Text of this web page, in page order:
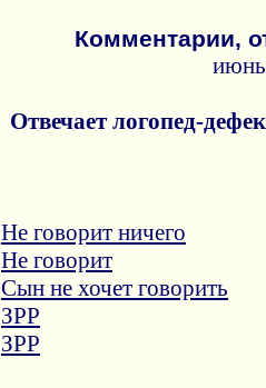
Комментарии,
Отвечает логопед-
Не говорит ничего
Не говорит
Сын не хочет говорить
ЗРР
ЗРР